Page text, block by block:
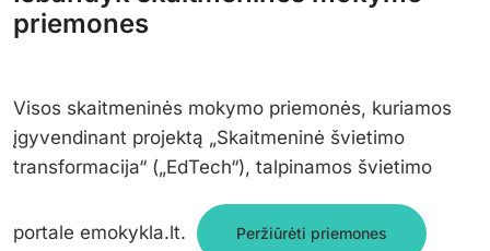
priemones
Visos skaitmeninės mokymo priemonės, kuriamos
įgyvendinant projektą „Skaitmeninė švietimo
transformacija“ („EdTech“), talpinamos švietimo
portale emokykla.lt. Peržiūrėti priemones